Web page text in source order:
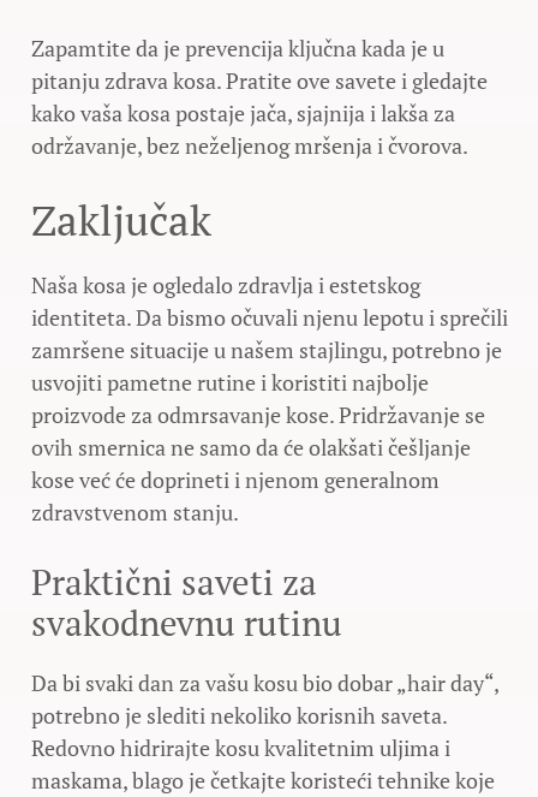
Zapamtite da je prevencija ključna kada je u
pitanju zdrava kosa. Pratite ove savete i gledajte
kako vaša kosa postaje jača, sjajnija i lakša za
održavanje, bez neželjenog mršenja i čvorova.
Zaključak
Naša kosa je ogledalo zdravlja i estetskog
identiteta. Da bismo očuvali njenu lepotu i sprečili
zamršene situacije u našem stajlingu, potrebno je
usvojiti pametne rutine i koristiti najbolje
proizvode za odmrsavanje kose. Pridržavanje se
ovih smernica ne samo da će olakšati češljanje
kose već će doprineti i njenom generalnom
zdravstvenom stanju.
Praktični saveti za
svakodnevnu rutinu
Da bi svaki dan za vašu kosu bio dobar „hair day“,
potrebno je slediti nekoliko korisnih saveta.
Redovno hidrirajte kosu kvalitetnim uljima i
maskama, blago je četkajte koristeći tehnike koje